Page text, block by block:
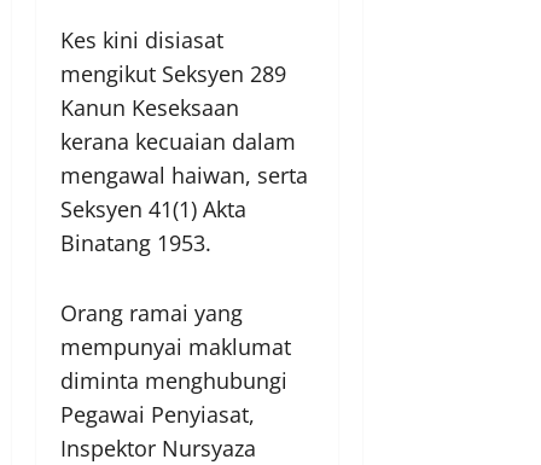
Kes kini disiasat
mengikut Seksyen 289
Kanun Keseksaan
kerana kecuaian dalam
mengawal haiwan, serta
Seksyen 41(1) Akta
Binatang 1953.
Orang ramai yang
mempunyai maklumat
diminta menghubungi
Pegawai Penyiasat,
Inspektor Nursyaza